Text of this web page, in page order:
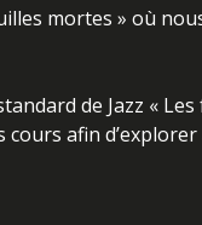
mortes » où
de Jazz «
afin